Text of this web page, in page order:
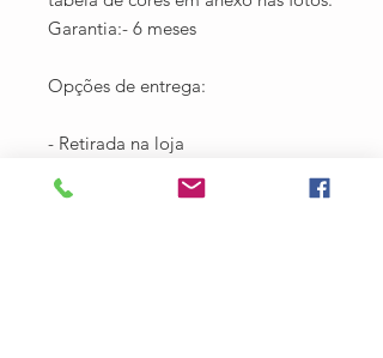
Garantia:- 6 meses
Opções de entrega:
- Retirada na loja
-Carreto local para Salvador
* Taxa aprox de 80$ em Salvador